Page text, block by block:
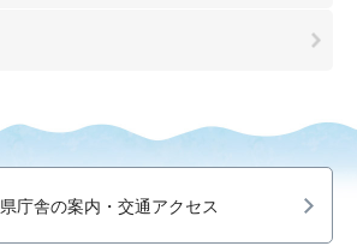
県庁舎の案内・交通アクセス